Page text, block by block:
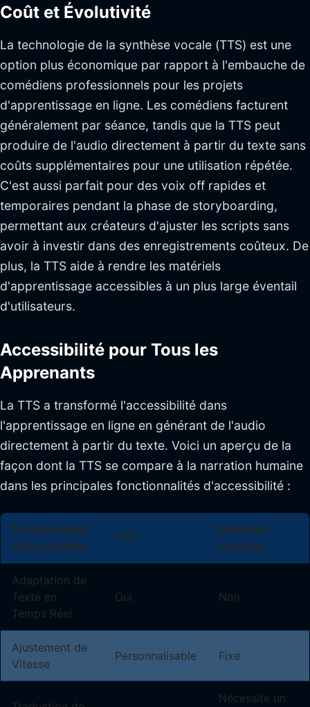
Coût et Évolutivité
La technologie de la synthèse vocale (TTS) est une
option plus économique par rapport à l'embauche de
comédiens professionnels pour les projets
d'apprentissage en ligne. Les comédiens facturent
généralement par séance, tandis que la TTS peut
produire de l'audio directement à partir du texte sans
coûts supplémentaires pour une utilisation répétée.
C'est aussi parfait pour des voix off rapides et
temporaires pendant la phase de storyboarding,
permettant aux créateurs d'ajuster les scripts sans
avoir à investir dans des enregistrements coûteux. De
plus, la TTS aide à rendre les matériels
d'apprentissage accessibles à un plus large éventail
d'utilisateurs.
Accessibilité pour Tous les
Apprenants
La TTS a transformé l'accessibilité dans
l'apprentissage en ligne en générant de l'audio
directement à partir du texte. Voici un aperçu de la
façon dont la TTS se compare à la narration humaine
dans les principales fonctionnalités d'accessibilité :
Fonctionnalité
d'Accessibilité
TTS
Narration
Humaine
Adaptation de
Texte en
Temps Réel
Oui Non
Ajustement de
Vitesse
Personnalisable Fixe
Nécessite un